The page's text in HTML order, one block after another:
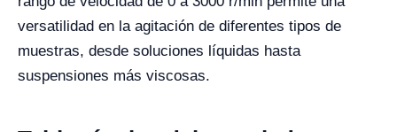
versatilidad en la agitación de diferentes tipos de
muestras, desde soluciones líquidas hasta
suspensiones más viscosas.